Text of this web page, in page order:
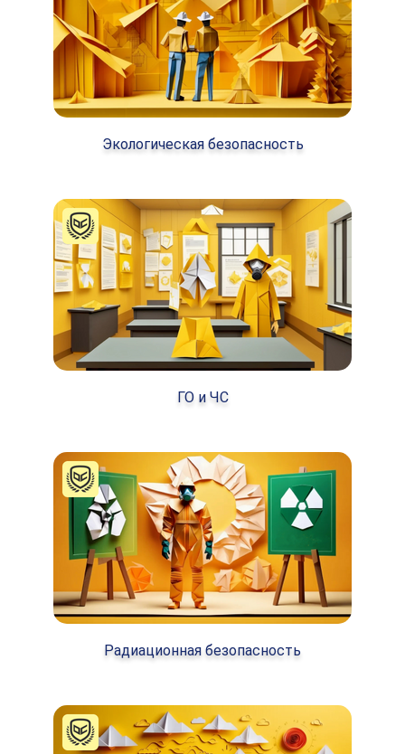
Экологическая безопасность
ГО и ЧС
Радиационная безопасность